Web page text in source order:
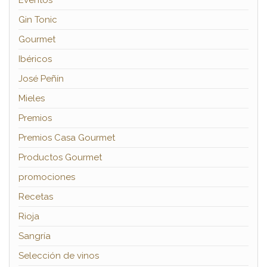
Gin Tonic
Gourmet
Ibéricos
José Peñín
Mieles
Premios
Premios Casa Gourmet
Productos Gourmet
promociones
Recetas
Rioja
Sangría
Selección de vinos